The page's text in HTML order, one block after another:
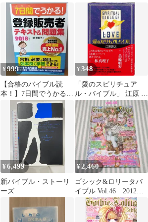
かた （清水章弘）
BIBLE 28 新書版
¥999
【合格のバイブル読
本！】7日間でうかる！
登録販売者テキスト&
問題集
¥348
「愛のスピリチュア
ル・バイブル」 江原 啓
之
¥6,499
新バイブル・ストーリ
ーズ
¥2,460
ゴシック&ロリータバ
イブル Vol.46 2012年
冬号